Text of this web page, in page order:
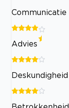
Communicatie
Advies
Deskundigheid